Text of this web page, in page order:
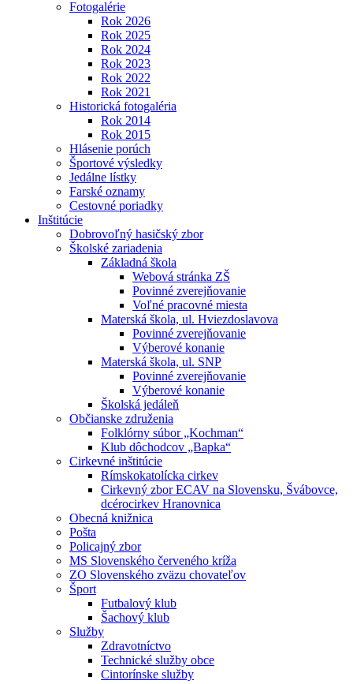
Fotogalérie
Rok 2026
Rok 2025
Rok 2024
Rok 2023
Rok 2022
Rok 2021
Historická fotogaléria
Rok 2014
Rok 2015
Hlásenie porúch
Športové výsledky
Jedálne lístky
Farské oznamy
Cestovné poriadky
Inštitúcie
Dobrovoľný hasičský zbor
Školské zariadenia
Základná škola
Webová stránka ZŠ
Povinné zverejňovanie
Voľné pracovné miesta
Materská škola, ul. Hviezdoslavova
Povinné zverejňovanie
Výberové konanie
Materská škola, ul. SNP
Povinné zverejňovanie
Výberové konanie
Školská jedáleň
Občianske združenia
Folklórny súbor „Kochman“
Klub dôchodcov „Bapka“
Cirkevné inštitúcie
Rímskokatolícka cirkev
Cirkevný zbor ECAV na Slovensku, Švábovce,
dcérocirkev Hranovnica
Obecná knižnica
Pošta
Policajný zbor
MS Slovenského červeného kríža
ZO Slovenského zväzu chovateľov
Šport
Futbalový klub
Šachový klub
Služby
Zdravotníctvo
Technické služby obce
Cintorínske služby